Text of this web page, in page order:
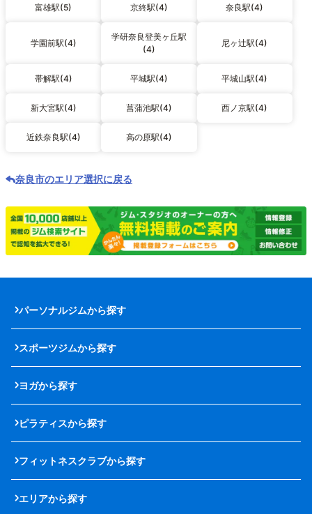
富雄駅(5) 京終駅(4) 奈良駅(4)
学園前駅(4)
学研奈良登美ヶ丘駅
(4)
尼ヶ辻駅(4)
帯解駅(4) 平城駅(4) 平城山駅(4)
新大宮駅(4) 菖蒲池駅(4) 西ノ京駅(4)
近鉄奈良駅(4) 高の原駅(4)
奈良市のエリア選択に戻る
パーソナルジムから探す
スポーツジムから探す
ヨガから探す
ピラティスから探す
フィットネスクラブから探す
エリアから探す